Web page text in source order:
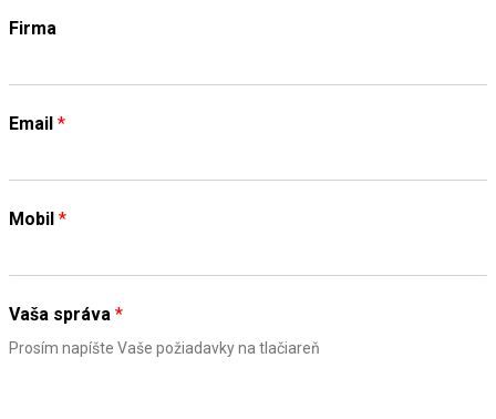
rFirma
Email *
Mobil *
Vaša správa *